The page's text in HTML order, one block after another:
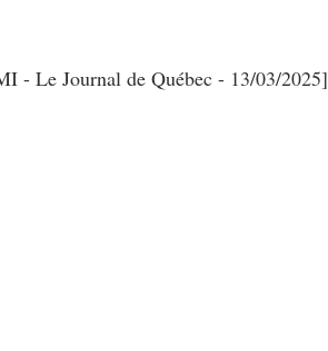
- Le Journal de Québec - 13/03/2025]